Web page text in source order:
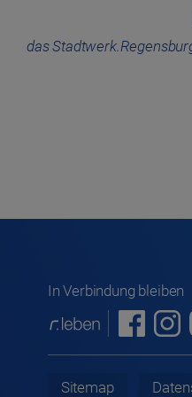
das
In Verbindung bleiben
Sitemap